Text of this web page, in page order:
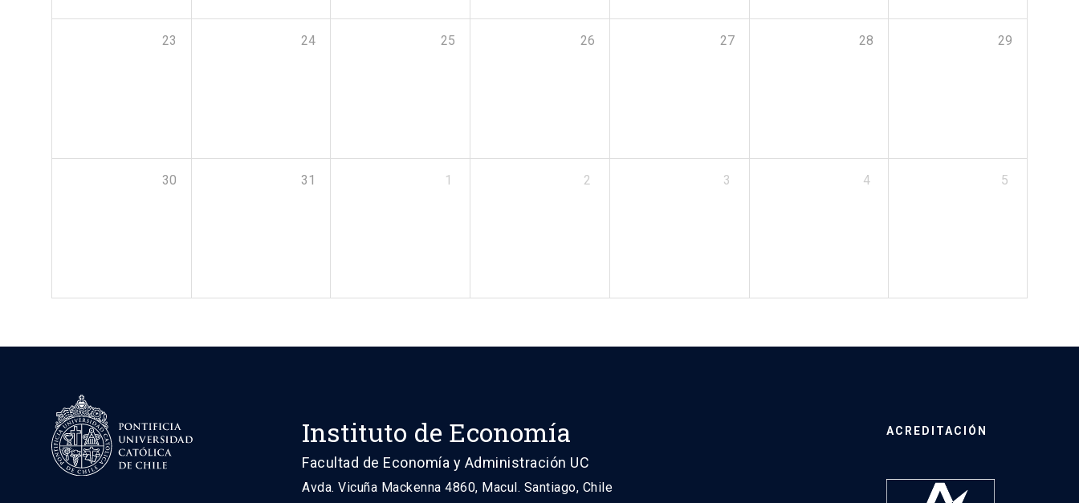
23 24 25 26 27 28 29
30 31 1 2 3 4 5
Instituto de Economía
Facultad de Economía y Administración UC
Avda. Vicuña Mackenna 4860, Macul. Santiago, Chile
ACREDITACIÓN